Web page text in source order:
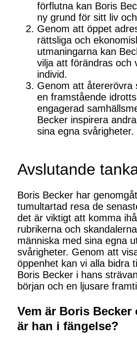
förflutna kan Boris
ny grund för sitt liv
Genom att öppet
rättsliga och
utmaningarna kan
vilja att förändras och
individ.
Genom att återerövra
en framstående
engagerad
Becker inspirera
sina egna svårigheter.
Avslutande
Boris Becker har
tumultartad resa de
det är viktigt att komma
rubrikerna och
människa med sina egna
svårigheter. Genom att
öppenhet kan vi alla bidra
Boris Becker i hans
början och en ljusare
Vem är Boris Becker
är han i fängelse?